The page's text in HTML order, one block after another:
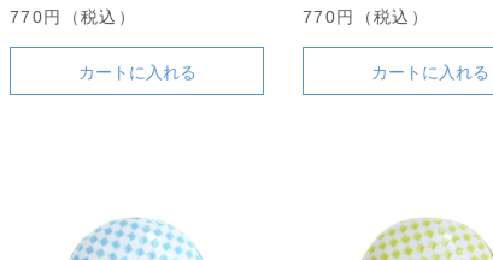
770円（税込）
カートに入れる
770円（税込）
カートに入れる